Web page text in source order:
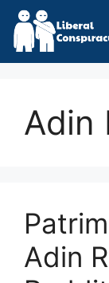
Skip
content
Adin
Adin